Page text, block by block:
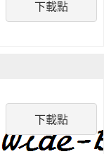
下載點
下載點